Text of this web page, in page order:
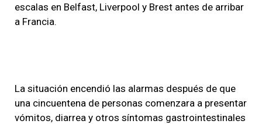
escalas en Belfast, Liverpool y Brest antes de arribar
a Francia.
La situación encendió las alarmas después de que
una cincuentena de personas comenzara a presentar
vómitos, diarrea y otros síntomas gastrointestinales